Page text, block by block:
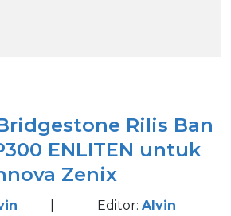
Rilis Ban
ENLITEN untuk
Zenix
Editor:Alvin